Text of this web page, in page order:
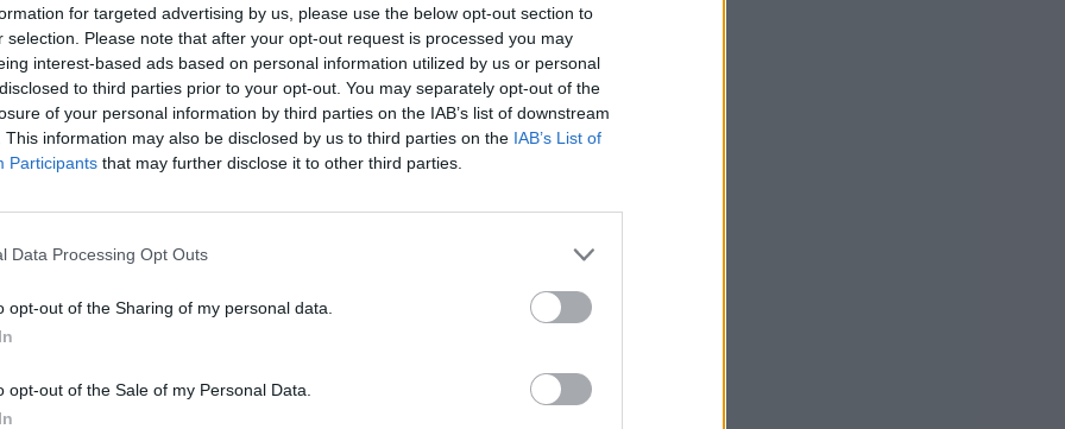
for targeted advertising by us, please use the below opt-out section to
selection. Please note that after your opt-out request is processed you may
interest-based ads based on personal information utilized by us or personal
to third parties prior to your opt-out. You may separately opt-out of the
of your personal information by third parties on the IAB’s list of downstream
This information may also be disclosed by us to third parties on the IAB’s List of
Participants that may further disclose it to other third parties.
Data Processing Opt Outs
opt-out of the Sharing of my personal data.
opt-out of the Sale of my Personal Data.
újra a közúti közlekedést! – Utak és